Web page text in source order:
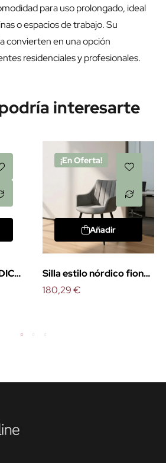
para uso prolongado, ideal
o espacios de trabajo. Su
convierten en una opción
residenciales y profesionales.
interesarte
¡En Oferta!
Añadir
Silla estilo nórdico fiona
de somcasa
180,29 €